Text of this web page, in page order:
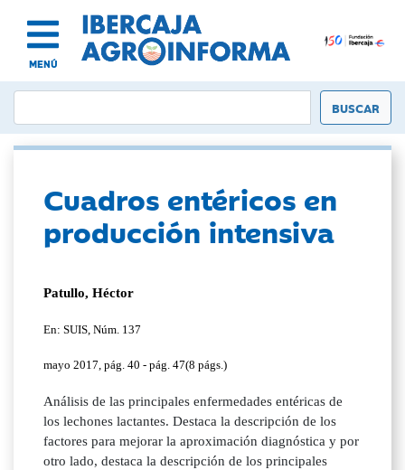
MENÚ
Cuadros entéricos en
producción intensiva
Patullo, Héctor
En: SUIS, Núm. 137
mayo 2017, pág. 40 - pág. 47(8 págs.)
Análisis de las principales enfermedades entéricas de
los lechones lactantes. Destaca la descripción de los
factores para mejorar la aproximación diagnóstica y por
otro lado, destaca la descripción de los principales